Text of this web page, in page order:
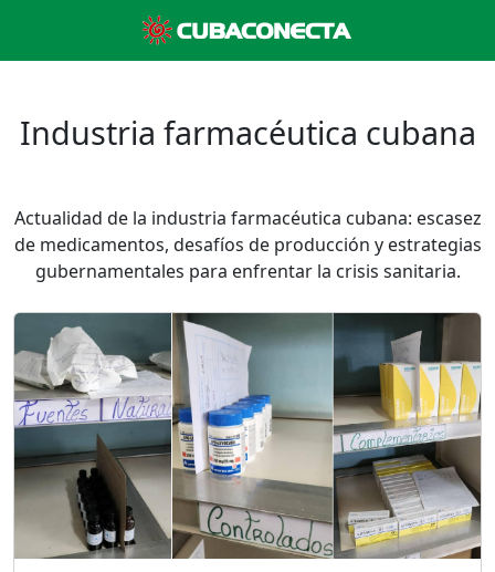
Industria farmacéutica cubana
Actualidad de la industria farmacéutica cubana: escasez
de medicamentos, desafíos de producción y estrategias
gubernamentales para enfrentar la crisis sanitaria.